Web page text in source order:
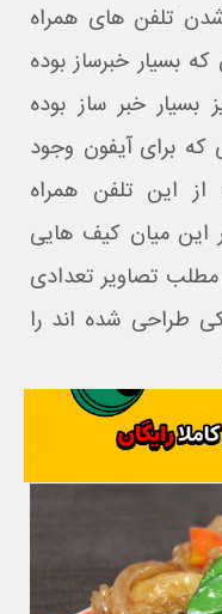
تلفن های همراه
بسیار خبرساز بوده
خبر ساز بوده
برای آیفون وجود
از این تلفن همراه
این میان کیف هایی
تصاویر تعدادی
طراحی شده اند را